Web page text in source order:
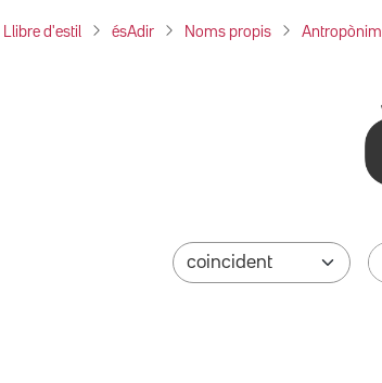
Llibre d'estil ésAdir Noms propis